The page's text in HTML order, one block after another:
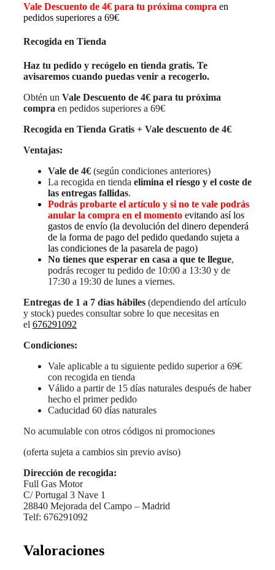
Vale Descuento de 4€ para tu próxima compra en
pedidos superiores a 69€
Recogida en Tienda
Haz tu pedido y recógelo en tienda gratis. Te
avisaremos cuando puedas venir a recogerlo.
Obtén un Vale Descuento de 4€ para tu próxima
compra en pedidos superiores a 69€
Recogida en Tienda Gratis + Vale descuento de 4€
Ventajas:
Vale de 4€ (según condiciones anteriores)
La recogida en tienda elimina el riesgo y el coste de
las entregas fallidas.
Podrás probarte el artículo y si no te vale podrás
anular la compra en el momento evitando así los
gastos de envío (la devolución del dinero dependerá
de la forma de pago del pedido quedando sujeta a
las condiciones de la pasarela de pago)
No tienes que esperar en casa a que te llegue,
podrás recoger tu pedido de 10:00 a 13:30 y de
17:30 a 19:30 de lunes a viernes.
Entregas de 1 a 7 días hábiles (dependiendo del artículo
y stock) puedes consultar sobre lo que necesitas en
el 676291092
Condiciones:
Vale aplicable a tu siguiente pedido superior a 69€
con recogida en tienda
Válido a partir de 15 días naturales después de haber
hecho el primer pedido
Caducidad 60 días naturales
No acumulable con otros códigos ni promociones
(oferta sujeta a cambios sin previo aviso)
Dirección de recogida:
Full Gas Motor
C/ Portugal 3 Nave 1
28840 Mejorada del Campo – Madrid
Telf: 676291092
Valoraciones